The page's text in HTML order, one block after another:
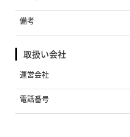
備考
取扱い会社
運営会社
電話番号